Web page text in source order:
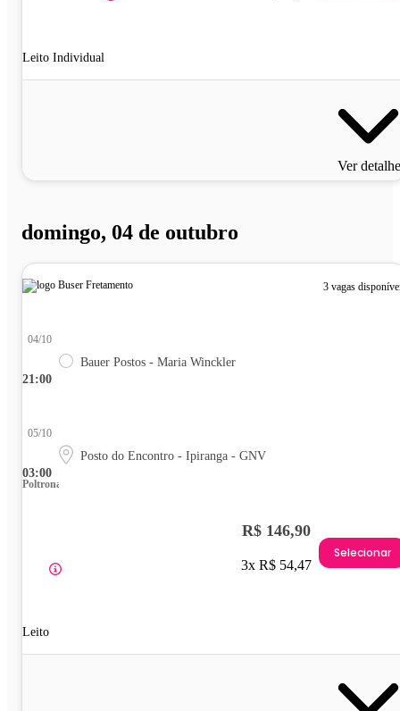
Leito Individual
Ver
domingo, 04 de outubro
3 vagas
21:00
04/10
Bauer Postos - Maria Winckler
03:00
05/10
Posto do Encontro - Ipiranga - GNV
Poltrona
Leito
R$ 146,90
3x R$ 54,47
Selecionar